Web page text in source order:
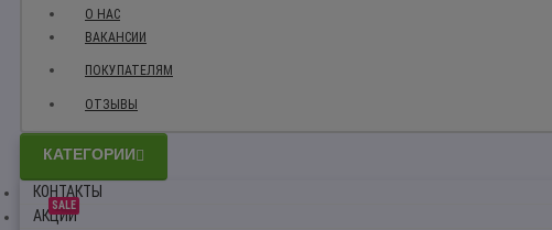
О НАС
ВАКАНСИИ
ПОКУПАТЕЛЯМ
ОТЗЫВЫ
КАТЕГОРИИ
КОНТАКТЫ
SALE
АКЦИИ